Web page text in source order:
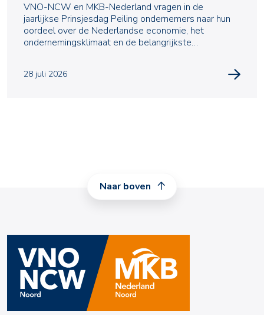
VNO-NCW en MKB-Nederland vragen in de
jaarlijkse Prinsjesdag Peiling ondernemers naar hun
oordeel over de Nederlandse economie, het
ondernemingsklimaat en de belangrijkste
28 juli 2026
Naar boven